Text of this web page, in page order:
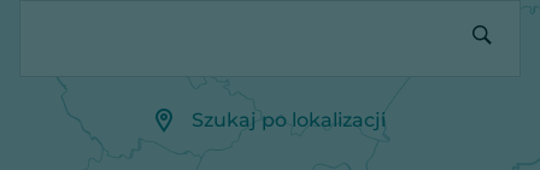
Szukaj po lokalizacji